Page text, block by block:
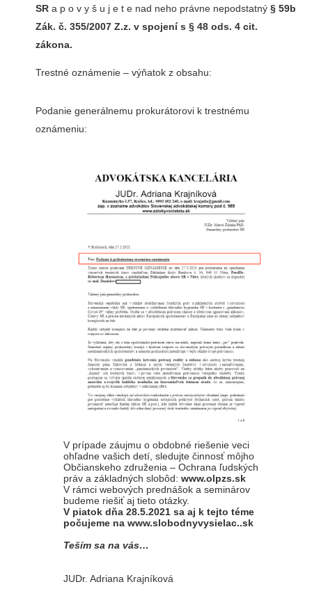
SRa p o v y š u j e t e nad neho právne nepodstatný § 59b
Zák. č. 355/2007 Z.z. v spojení s § 48 ods. 4 cit.
zákona.
Trestné oznámenie – výňatok z obsahu:
Podanie generálnemu prokurátorovi k trestnému
oznámeniu:
V prípade záujmu o obdobné riešenie veci
ohľadne vašich detí, sledujte činnosť môjho
Občianskeho združenia – Ochrana ľudských
práv a základných slobôd: www.olpzs.sk
V rámci webových prednášok a seminárov
budeme riešiť aj tieto otázky.
V piatok dňa 28.5.2021 sa aj k tejto téme
počujeme na www.slobodnyvysielac..sk
Teším sa na vás…
JUDr. Adriana Krajníková